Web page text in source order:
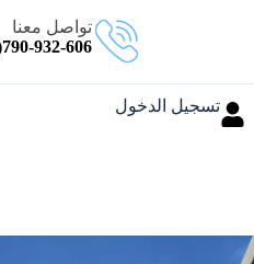
تواصل معنا
790-932-606(962)+
تسجيل الدخول